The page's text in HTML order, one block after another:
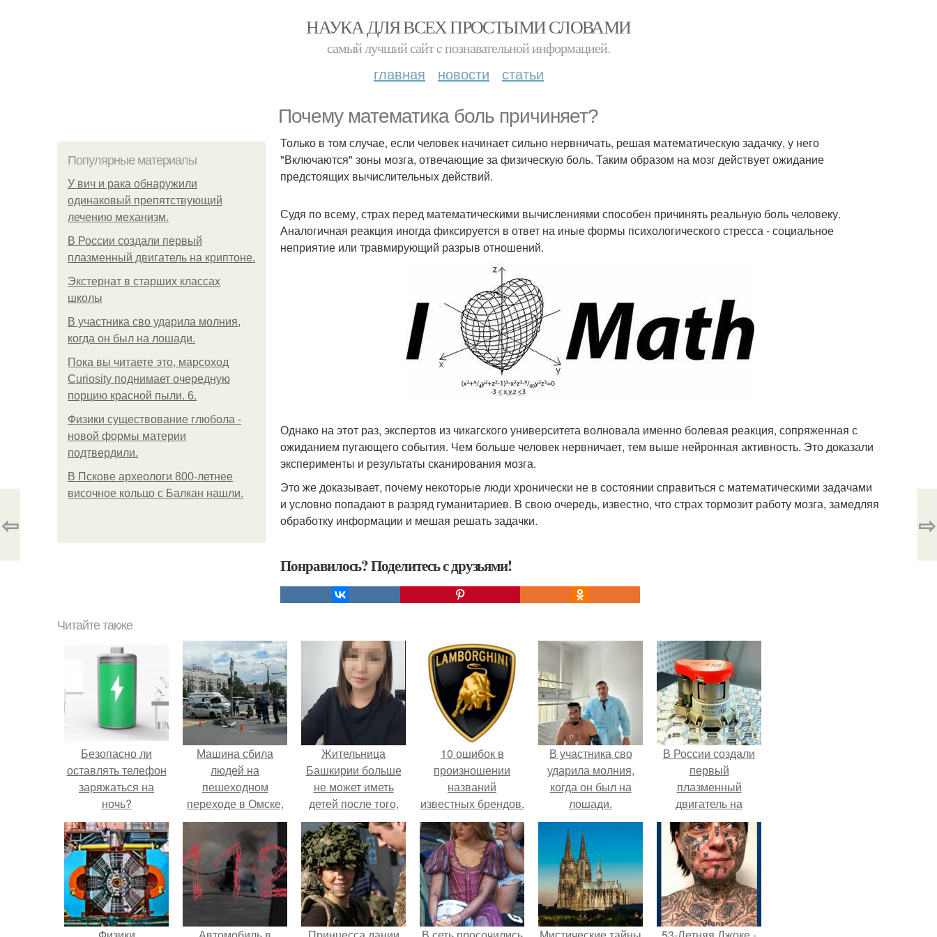
НАУКА ДЛЯ ВСЕХ ПРОСТЫМИ СЛОВАМИ
самый лучший сайт c познавательной информацией.
главная новости статьи
Почему математика боль причиняет?
Популярные материалы
У вич и рака обнаружили
одинаковый препятствующий
лечению механизм.
В России создали первый
плазменный двигатель на криптоне.
Экстернат в старших классах
школы
В участника сво ударила молния,
когда он был на лошади.
Пока вы читаете это, марсоход
Curiosity поднимает очередную
порцию красной пыли. 6.
Физики существование глюбола -
новой формы материи
подтвердили.
В Пскове археологи 800-летнее
височное кольцо с Балкан нашли.
Только в том случае, если человек начинает сильно нервничать, решая математическую задачку, у него
"Включаются" зоны мозга, отвечающие за физическую боль. Таким образом на мозг действует ожидание
предстоящих вычислительных действий.
Судя по всему, страх перед математическими вычислениями способен причинять реальную боль человеку.
Аналогичная реакция иногда фиксируется в ответ на иные формы психологического стресса - социальное
неприятие или травмирующий разрыв отношений.
Однако на этот раз, экспертов из чикагского университета волновала именно болевая реакция, сопряженная с
ожиданием пугающего события. Чем больше человек нервничает, тем выше нейронная активность. Это доказали
эксперименты и результаты сканирования мозга.
Это же доказывает, почему некоторые люди хронически не в состоянии справиться с математическими задачами
и условно попадают в разряд гуманитариев. В свою очередь, известно, что страх тормозит работу мозга, замедляя
обработку информации и мешая решать задачки.
Понравилось? Поделитесь с друзьями!
⇦ ⇨
Читайте также
Безопасно ли
оставлять телефон
заряжаться на
ночь?
Машина сбила
людей на
пешеходном
переходе в Омске,
пострадали 8
человек.
Жительница
Башкирии больше
не может иметь
детей после того,
как медики сделали
ей аборт на шестом
месяце
беременности и
оставили в матке
плаценту.
10 ошибок в
произношении
названий
известных брендов.
В участника сво
ударила молния,
когда он был на
лошади.
В России создали
первый
плазменный
двигатель на
криптоне.